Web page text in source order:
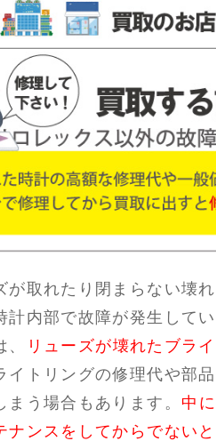
が取れたり閉まらない壊
計内部で故障が発生して
リューズが壊れたブラ
イトリングの修理代や部
まう場合もあります。 中
ナンスをしてからでない